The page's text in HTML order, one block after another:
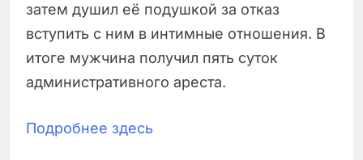
затем душил её подушкой за отказ
вступить с ним в интимные отношения. В
итоге мужчина получил пять суток
административного ареста.
Подробнее здесь